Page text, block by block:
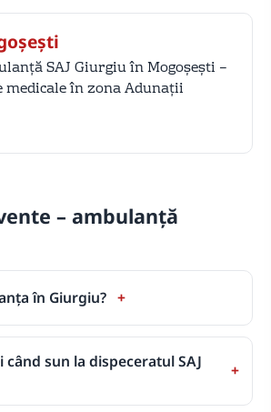
SAJ Giurgiu în Mogoșești –
medicale în zona Adunații
– ambulanță
în Giurgiu?
când sun la dispeceratul SAJ